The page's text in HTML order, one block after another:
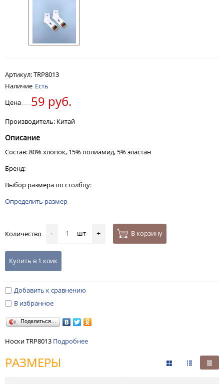
Артикул:TRP8013
Наличие Есть
Цена
59 руб.
Производитель: Китай
Описание
Состав: 80% хлопок, 15% полиамид, 5% эластан
Бренд:
Выбор размера по столбцу:
Определить размер
Количество - шт + В корзину
Купить в 1 клик
Добавить к сравнению
В избранное
Поделиться…
Носки TRP8013 Подробнее
РАЗМЕРЫ